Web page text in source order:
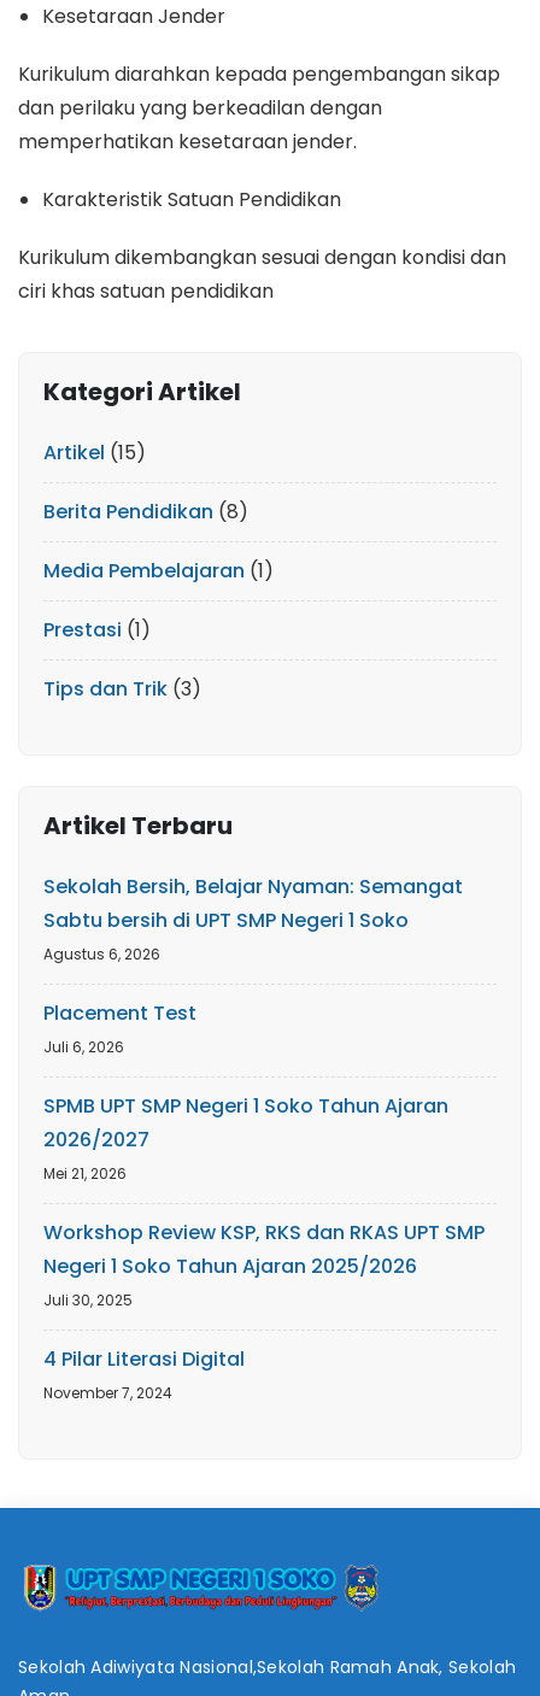
Kesetaraan Jender
Kurikulum diarahkan kepada pengembangan sikap
dan perilaku yang berkeadilan dengan
memperhatikan kesetaraan jender.
Karakteristik Satuan Pendidikan
Kurikulum dikembangkan sesuai dengan kondisi dan
ciri khas satuan pendidikan
Kategori Artikel
Artikel (15)
Berita Pendidikan (8)
Media Pembelajaran (1)
Prestasi (1)
Tips dan Trik (3)
Artikel Terbaru
Sekolah Bersih, Belajar Nyaman: Semangat
Sabtu bersih di UPT SMP Negeri 1 Soko
Agustus 6, 2026
Placement Test
Juli 6, 2026
SPMB UPT SMP Negeri 1 Soko Tahun Ajaran
2026/2027
Mei 21, 2026
Workshop Review KSP, RKS dan RKAS UPT SMP
Negeri 1 Soko Tahun Ajaran 2025/2026
Juli 30, 2025
4 Pilar Literasi Digital
November 7, 2024
Sekolah Adiwiyata Nasional,Sekolah Ramah Anak, Sekolah